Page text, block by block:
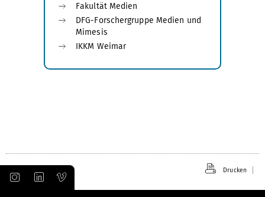
Fakultät Medien
DFG-Forschergruppe Medien und
Mimesis
IKKM Weimar
Drucken